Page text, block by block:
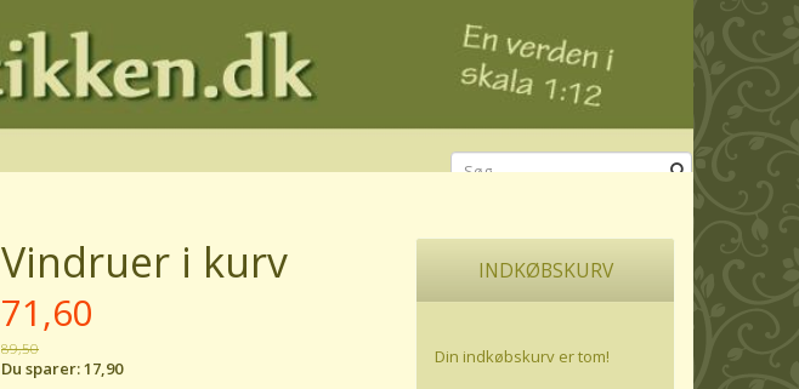
Vindruer i kurv
71,60
89,50
Du sparer:17,90
INDKØBSKURV
Din indkøbskurv er tom!